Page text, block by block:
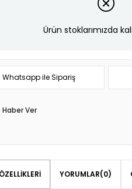
Ürün stoklarımızda
Whatsapp ile Sipariş
Ver
YORUMLAR(0)